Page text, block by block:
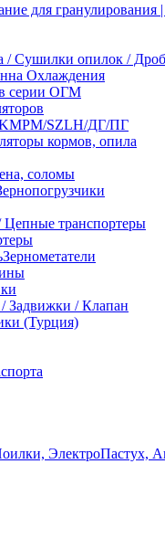
для гранулирования
/ Сушилки опилок /
Охлаждения
серии ОГМ
KMPM/SZLH/ДГ/ПГ
кормов, опила
соломы
транспортеры
Зернометатели
Задвижки / Клапан
(Турция)
ЭлектроПастух,